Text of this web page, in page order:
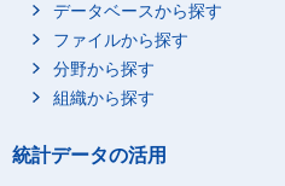
データベースから探す
ファイルから探す
分野から探す
組織から探す
統計データの活用